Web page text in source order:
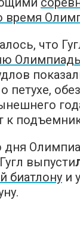
время
что
петухе,
к
дня
выпусти
биатлону и